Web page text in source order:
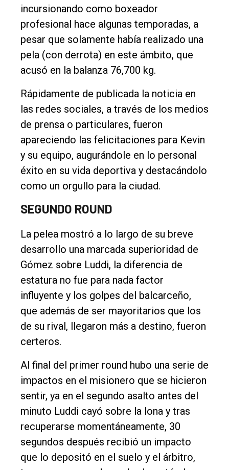
incursionando como boxeador
profesional hace algunas temporadas, a
pesar que solamente había realizado una
pela (con derrota) en este ámbito, que
acusó en la balanza 76,700 kg.
Rápidamente de publicada la noticia en
las redes sociales, a través de los medios
de prensa o particulares, fueron
apareciendo las felicitaciones para Kevin
y su equipo, augurándole en lo personal
éxito en su vida deportiva y destacándolo
como un orgullo para la ciudad.
SEGUNDO ROUND
La pelea mostró a lo largo de su breve
desarrollo una marcada superioridad de
Gómez sobre Luddi, la diferencia de
estatura no fue para nada factor
influyente y los golpes del balcarceño,
que además de ser mayoritarios que los
de su rival, llegaron más a destino, fueron
certeros.
Al final del primer round hubo una serie de
impactos en el misionero que se hicieron
sentir, ya en el segundo asalto antes del
minuto Luddi cayó sobre la lona y tras
recuperarse momentáneamente, 30
segundos después recibió un impacto
que lo depositó en el suelo y el árbitro,